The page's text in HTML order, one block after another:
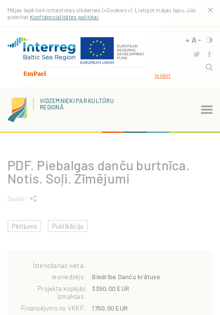
galveno
saturu
Mājas lapā tiek izmantotas sīkdatnes («Cookies»). Lietojot mājas lapu, Jūs
piekrītat Konfidencialitātes politikai
+ A-
Ienākt
VIDZEMNIEKI PAR KULTŪRU
REĢIONĀ
PDF. Piebalgas danču burtnīca.
Notis. Soļi. Zīmējumi
Dalies!
Pētījums Publikācija
Īstenošanas vieta:
Iesniedzējs:
Biedrība Danču krātuve
Projekta kopējās
izmaksas:
3350.00 EUR
Finansējums no VKKF:
1750.00 EUR